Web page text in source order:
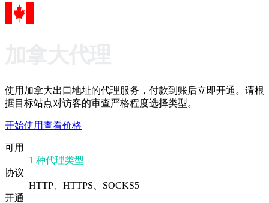
使用加拿大出口地址的代理服务，付款到账后立即开通。请根
据目标站点对访客的审查严格程度选择类型。
开始使用查看价格
可用
1 种代理类型
协议
HTTP、HTTPS、SOCKS5
开通